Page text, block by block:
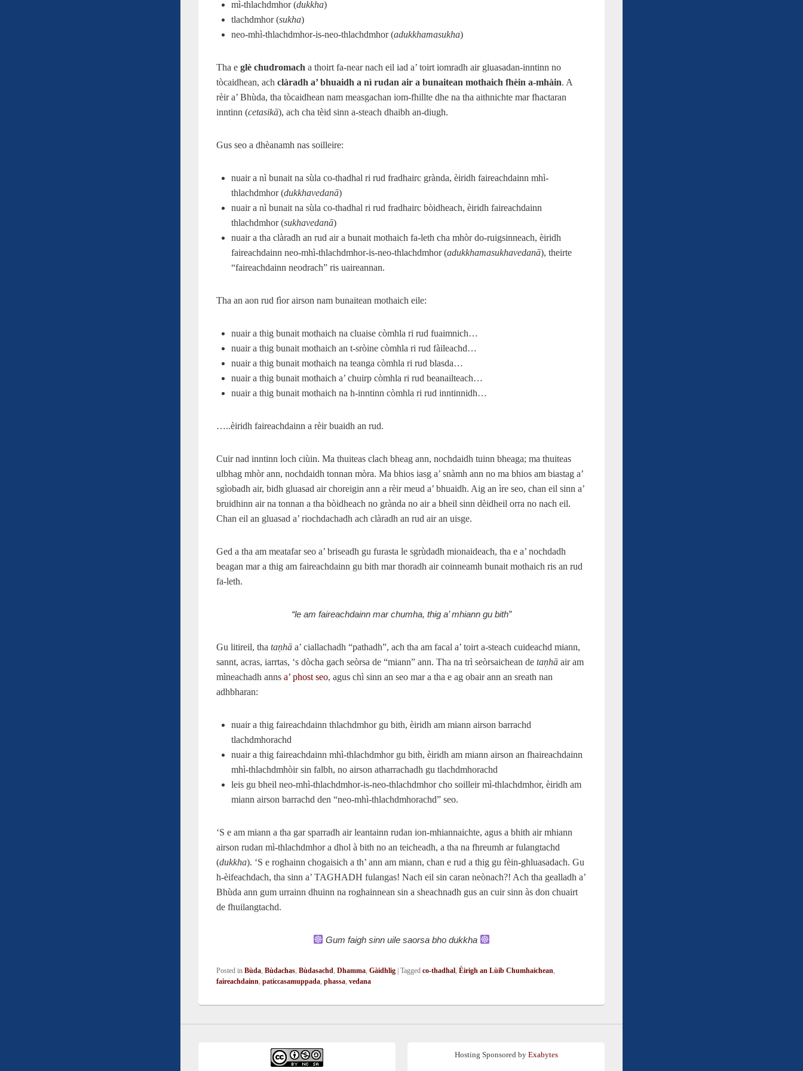
mì-thlachdmhor (dukkha)
tlachdmhor (sukha)
neo-mhì-thlachdmhor-is-neo-thlachdmhor (adukkhamasukha)
Tha e glè chudromach a thoirt fa-near nach eil iad a’ toirt iomradh air gluasadan-inntinn no
tòcaidhean, ach clàradh a’ bhuaidh a nì rudan air a bunaitean mothaich fhèin a-mhàin. A
rèir a’ Bhùda, tha tòcaidhean nam measgachan iom-fhillte dhe na tha aithnichte mar fhactaran
inntinn (cetasikā), ach cha tèid sinn a-steach dhaibh an-diugh.
Gus seo a dhèanamh nas soilleire:
nuair a nì bunait na sùla co-thadhal ri rud fradhairc grànda, èiridh faireachdainn mhì-
thlachdmhor (dukkhavedanā)
nuair a nì bunait na sùla co-thadhal ri rud fradhairc bòidheach, èiridh faireachdainn
thlachdmhor (sukhavedanā)
nuair a tha clàradh an rud air a bunait mothaich fa-leth cha mhòr do-ruigsinneach, èiridh
faireachdainn neo-mhì-thlachdmhor-is-neo-thlachdmhor (adukkhamasukhavedanā), theirte
“faireachdainn neodrach” ris uaireannan.
Tha an aon rud fìor airson nam bunaitean mothaich eile:
nuair a thig bunait mothaich na cluaise còmhla ri rud fuaimnich…
nuair a thig bunait mothaich an t-sròine còmhla ri rud fàileachd…
nuair a thig bunait mothaich na teanga còmhla ri rud blasda…
nuair a thig bunait mothaich a’ chuirp còmhla ri rud beanailteach…
nuair a thig bunait mothaich na h-inntinn còmhla ri rud inntinnidh…
…..èiridh faireachdainn a rèir buaidh an rud.
Cuir nad inntinn loch ciùin. Ma thuiteas clach bheag ann, nochdaidh tuinn bheaga; ma thuiteas
ulbhag mhòr ann, nochdaidh tonnan mòra. Ma bhios iasg a’ snàmh ann no ma bhios am biastag a’
sgìobadh air, bidh gluasad air choreigin ann a rèir meud a’ bhuaidh. Aig an ìre seo, chan eil sinn a’
bruidhinn air na tonnan a tha bòidheach no grànda no air a bheil sinn dèidheil orra no nach eil.
Chan eil an gluasad a’ riochdachadh ach clàradh an rud air an uisge.
Ged a tha am meatafar seo a’ briseadh gu furasta le sgrùdadh mionaideach, tha e a’ nochdadh
beagan mar a thig am faireachdainn gu bith mar thoradh air coinneamh bunait mothaich ris an rud
fa-leth.
“le am faireachdainn mar chumha, thig a’ mhiann gu bith”
Gu litireil, tha taṇhā a’ ciallachadh “pathadh”, ach tha am facal a’ toirt a-steach cuideachd miann,
sannt, acras, iarrtas, ‘s dòcha gach seòrsa de “miann” ann. Tha na trì seòrsaichean de taṇhā air am
mìneachadh anns a’ phost seo, agus chì sinn an seo mar a tha e ag obair ann an sreath nan
adhbharan:
nuair a thig faireachdainn thlachdmhor gu bith, èiridh am miann airson barrachd
tlachdmhorachd
nuair a thig faireachdainn mhì-thlachdmhor gu bith, èiridh am miann airson an fhaireachdainn
mhì-thlachdmhòir sin falbh, no airson atharrachadh gu tlachdmhorachd
leis gu bheil neo-mhì-thlachdmhor-is-neo-thlachdmhor cho soilleir mì-thlachdmhor, èiridh am
miann airson barrachd den “neo-mhì-thlachdmhorachd” seo.
‘S e am miann a tha gar sparradh air leantainn rudan ion-mhiannaichte, agus a bhith air mhiann
airson rudan mì-thlachdmhor a dhol à bith no an teicheadh, a tha na fhreumh ar fulangtachd
(dukkha). ‘S e roghainn chogaisich a th’ ann am miann, chan e rud a thig gu fèin-ghluasadach. Gu
h-èifeachdach, tha sinn a’ TAGHADH fulangas! Nach eil sin caran neònach?! Ach tha gealladh a’
Bhùda ann gum urrainn dhuinn na roghainnean sin a sheachnadh gus an cuir sinn às don chuairt
de fhuilangtachd.
Gum faigh sinn uile saorsa bho dukkha
Posted in Bùda Bùdachas Bùdasachd Dhamma Gàidhlig | Tagged co-thadhal Èirigh an Lùib Chumhaichean
faireachdainn paticcasamuppada phassa vedana
Hosting Sponsored by Exabytes